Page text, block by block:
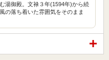
湯御殿。文禄３年(1594年)から続
の落ち着いた雰囲気をそのまま